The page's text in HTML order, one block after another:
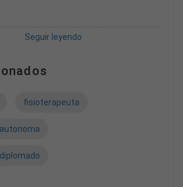
Formación en asistencia a
de servicio, empatía, calidez en
Seguir leyendo
fisioterapeuta